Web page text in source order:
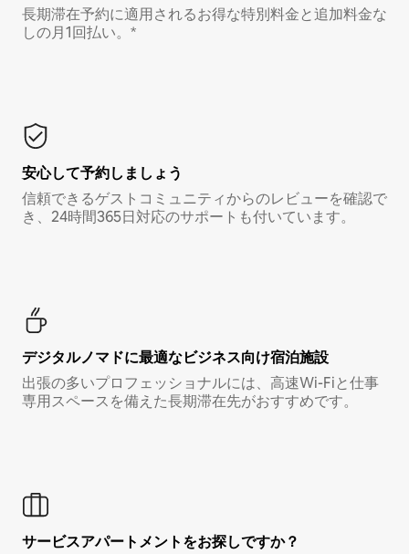
長期滞在予約に適用されるお得な特別料金と追加料金な
しの月1回払い。*
安心して予約しましょう
信頼できるゲストコミュニティからのレビューを確認で
き、24時間365日対応のサポートも付いています。
デジタルノマド⁠に最⁠適⁠なビ⁠ジ⁠ネ⁠ス⁠向⁠け宿⁠泊⁠施⁠設
出張の多いプロフェッショナルには、高速Wi-Fiと仕事
専用スペースを備えた長期滞在先がおすすめです。
サービスアパートメントをお探しですか？